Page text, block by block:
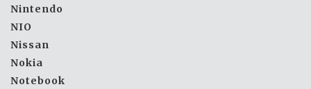
Nintendo
NIO
Nissan
Nokia
Notebook